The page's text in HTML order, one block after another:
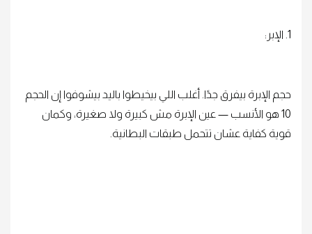
1. الإبر:
حجم الإبرة بيفرق جدًا. أغلب اللي بيخيطوا باليد بيشوفوا إن الحجم
10 هو الأنسب — عين الإبرة مش كبيرة ولا صغيرة، وكمان
قوية كفاية عشان تتحمل طبقات البطانية.